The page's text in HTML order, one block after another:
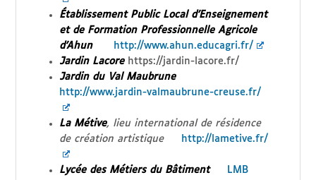
Établissement Public Local d’Enseignement
et de Formation Professionnelle Agricole
d’Ahun
http://www.ahun.educagri.fr/
JardinLacorehttps://jardin-lacore.fr/
Jardin du Val Maubrune
http://www.jardin-valmaubrune-creuse.fr/
La Métive, lieu international de résidence
de création artistique
http://lametive.fr/
Lycée des Métiers du Bâtiment
LMB